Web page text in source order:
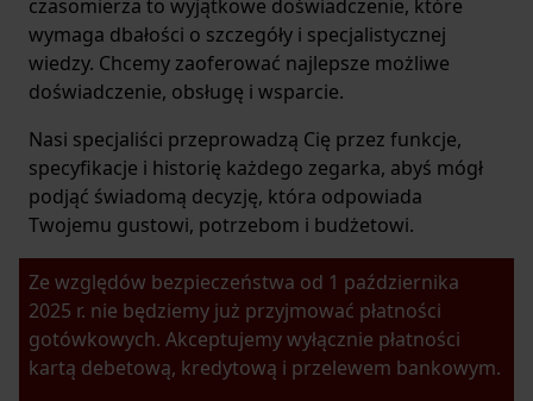
czasomierza to wyjątkowe doświadczenie, które
wymaga dbałości o szczegóły i specjalistycznej
wiedzy. Chcemy zaoferować najlepsze możliwe
doświadczenie, obsługę i wsparcie.
Nasi specjaliści przeprowadzą Cię przez funkcje,
specyfikacje i historię każdego zegarka, abyś mógł
podjąć świadomą decyzję, która odpowiada
Twojemu gustowi, potrzebom i budżetowi.
Ze względów bezpieczeństwa od 1 października
2025 r. nie będziemy już przyjmować płatności
gotówkowych. Akceptujemy wyłącznie płatności
kartą debetową, kredytową i przelewem bankowym.